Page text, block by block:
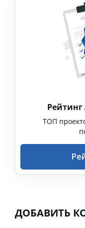
ТОП
ДОБАВИТЬ